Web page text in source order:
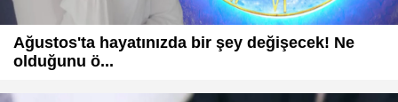
Ağustos'ta hayatınızda bir şey değişecek! Ne
olduğunu ö...